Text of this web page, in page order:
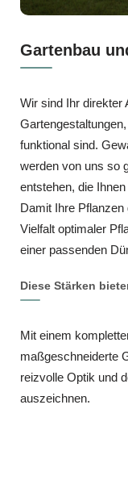
Gartenbau
Wir sind Ihr direkter
funktional sind.
werden von uns so
entstehen, die
Damit Ihre
Vielfalt optimaler
einer passenden
Diese Stärken
Mit einem
maßgeschneiderte
reizvolle Optik und
auszeichnen.